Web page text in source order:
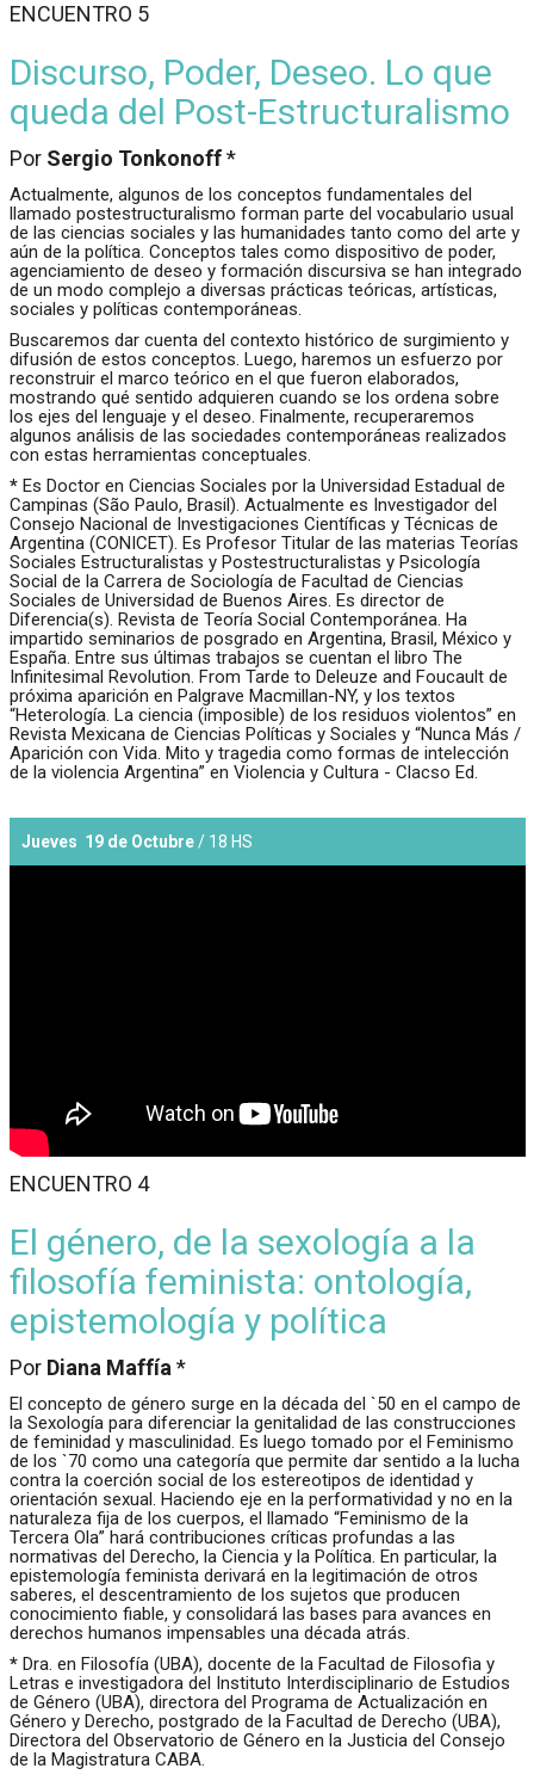
ENCUENTRO 5
Discurso, Poder, Deseo. Lo que
queda del Post-Estructuralismo
Por Sergio Tonkonoff*
Actualmente, algunos de los conceptos fundamentales del
llamado postestructuralismo forman parte del vocabulario usual
de las ciencias sociales y las humanidades tanto como del arte y
aún de la política. Conceptos tales como dispositivo de poder,
agenciamiento de deseo y formación discursiva se han integrado
de un modo complejo a diversas prácticas teóricas, artísticas,
sociales y políticas contemporáneas.
Buscaremos dar cuenta del contexto histórico de surgimiento y
difusión de estos conceptos. Luego, haremos un esfuerzo por
reconstruir el marco teórico en el que fueron elaborados,
mostrando qué sentido adquieren cuando se los ordena sobre
los ejes del lenguaje y el deseo. Finalmente, recuperaremos
algunos análisis de las sociedades contemporáneas realizados
con estas herramientas conceptuales.
* Es Doctor en Ciencias Sociales por la Universidad Estadual de
Campinas (São Paulo, Brasil). Actualmente es Investigador del
Consejo Nacional de Investigaciones Científicas y Técnicas de
Argentina (CONICET). Es Profesor Titular de las materias Teorías
Sociales Estructuralistas y Postestructuralistas y Psicología
Social de la Carrera de Sociología de Facultad de Ciencias
Sociales de Universidad de Buenos Aires. Es director de
Diferencia(s). Revista de Teoría Social Contemporánea. Ha
impartido seminarios de posgrado en Argentina, Brasil, México y
España. Entre sus últimas trabajos se cuentan el libro The
Infinitesimal Revolution. From Tarde to Deleuze and Foucault de
próxima aparición en Palgrave Macmillan-NY, y los textos
“Heterología. La ciencia (imposible) de los residuos violentos” en
Revista Mexicana de Ciencias Políticas y Sociales y “Nunca Más /
Aparición con Vida. Mito y tragedia como formas de intelección
de la violencia Argentina” en Violencia y Cultura - Clacso Ed.
Jueves 19 de Octubre/ 18 HS
ENCUENTRO 4
El género, de la sexología a la
filosofía feminista: ontología,
epistemología y política
Por Diana Maffía *
El concepto de género surge en la década del `50 en el campo de
la Sexología para diferenciar la genitalidad de las construcciones
de feminidad y masculinidad. Es luego tomado por el Feminismo
de los `70 como una categoría que permite dar sentido a la lucha
contra la coerción social de los estereotipos de identidad y
orientación sexual. Haciendo eje en la performatividad y no en la
naturaleza fija de los cuerpos, el llamado “Feminismo de la
Tercera Ola” hará contribuciones críticas profundas a las
normativas del Derecho, la Ciencia y la Política. En particular, la
epistemología feminista derivará en la legitimación de otros
saberes, el descentramiento de los sujetos que producen
conocimiento fiable, y consolidará las bases para avances en
derechos humanos impensables una década atrás.
* Dra. en Filosofía (UBA), docente de la Facultad de Filosofìa y
Letras e investigadora del Instituto Interdisciplinario de Estudios
de Género (UBA), directora del Programa de Actualización en
Género y Derecho, postgrado de la Facultad de Derecho (UBA),
Directora del Observatorio de Género en la Justicia del Consejo
de la Magistratura CABA.